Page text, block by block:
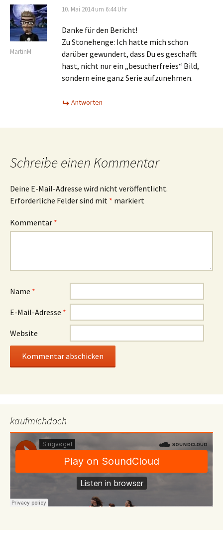
MartinM
10. Mai 2014 um 6:44 Uhr
Danke für den Bericht!
Zu Stonehenge: Ich hatte mich schon
darüber gewundert, dass Du es geschafft
hast, nicht nur ein „besucherfreies“ Bild,
sondern eine ganz Serie aufzunehmen.
Antworten
Schreibe einen Kommentar
Deine E-Mail-Adresse wird nicht veröffentlicht.
Erforderliche Felder sind mit * markiert
Kommentar *
Name *
E-Mail-Adresse *
Website
kaufmichdoch